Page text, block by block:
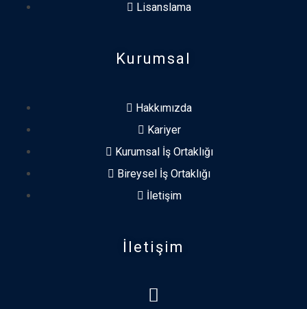
Lisanslama
Kurumsal
Hakkımızda
Kariyer
Kurumsal İş Ortaklığı
Bireysel İş Ortaklığı
İletişim
İletişim